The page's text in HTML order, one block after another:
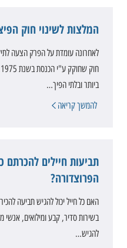
המלצות לשינוי חוק
לאחרונה עומדת על הפרק הצעה
ביותר ובלתי הפיך…
להמשך קריאה
תביעות חיילים להכרתם
הפרוצדורה?
האם כל חייל יכול להגיש תביעה
בשירות סדיר, קבע ומילואים, אנשי
להגיש…